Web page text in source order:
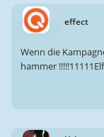
effect
Wenn die
hammer